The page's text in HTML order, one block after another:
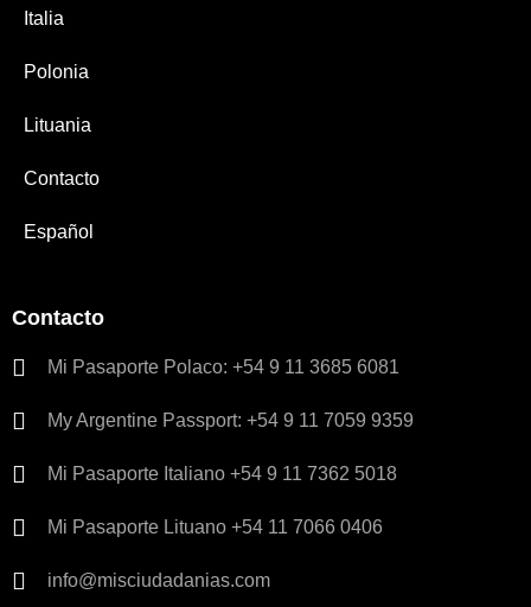
Italia
Polonia
Lituania
Contacto
Español
Contacto
Mi Pasaporte Polaco: +54 9 11 3685 6081
My Argentine Passport: +54 9 11 7059 9359
Mi Pasaporte Italiano +54 9 11 7362 5018
Mi Pasaporte Lituano +54 11 7066 0406
info@misciudadanias.com